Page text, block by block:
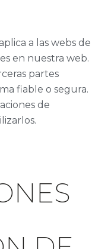
a las webs de
en nuestra web.
partes
fiable o segura.
de